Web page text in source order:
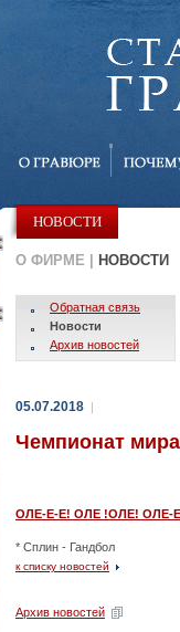
НОВОСТИ
О ФИРМЕ | НОВОСТИ
Обратная связь
Новости
Архив новостей
05.07.2018 |
Чемпионат
ОЛЕ-Е-Е! ОЛЕ !ОЛЕ! ОЛЕ-
* Сплин - Гандбол
к списку новостей
Архив новостей